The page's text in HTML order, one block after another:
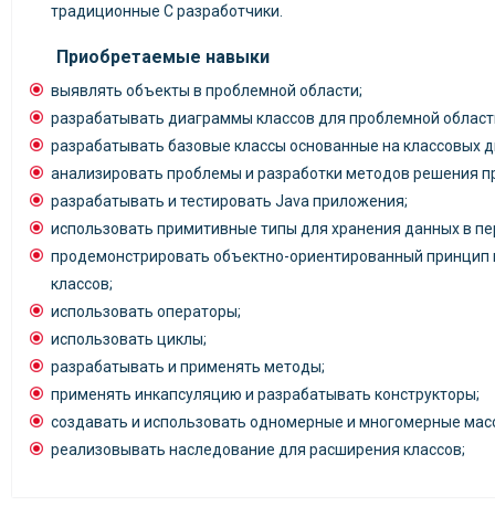
традиционные C разработчики.
Приобретаемые навыки
выявлять объекты в проблемной области;
разрабатывать диаграммы классов для проблемной
разрабатывать базовые классы основанные на классовых
анализировать проблемы и разработки методов решения
разрабатывать и тестировать Java приложения;
использовать примитивные типы для хранения данных в
продемонстрировать объектно-ориентированный принцип
классов;
использовать операторы;
использовать циклы;
разрабатывать и применять методы;
применять инкапсуляцию и разрабатывать конструкторы;
создавать и использовать одномерные и многомерные
реализовывать наследование для расширения классов;